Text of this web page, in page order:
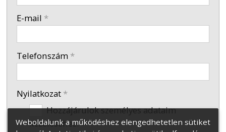
-
E-mail *
Telefonszám *
Nyilatkozat *
Hozzájárulok személyes adataim
kezeléséhez.
Weboldalunk a működéshez elengedhetetlen sütiket